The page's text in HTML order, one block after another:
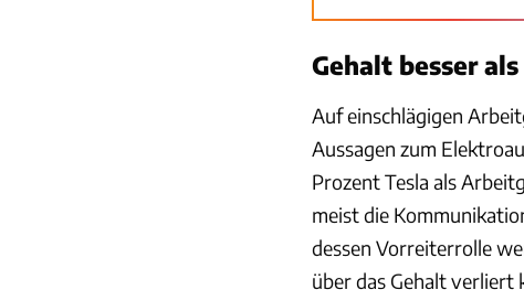
Gehalt besser
Auf einschlägigen
Aussagen zum
Prozent Tesla als
meist die
dessen Vorreiterrolle
über das Gehalt verliert